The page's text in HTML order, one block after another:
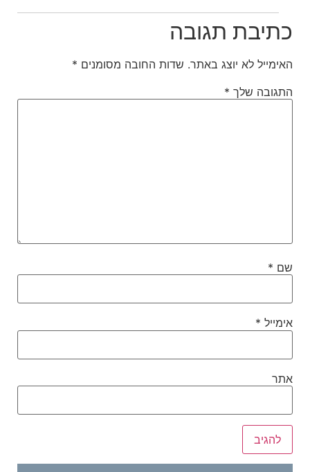
כתיבת תגובה
האימייל לא יוצג באתר. שדות החובה מסומנים *
התגובה שלך *
שם *
אימייל *
אתר